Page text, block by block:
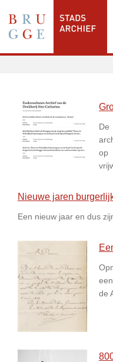
op
Nieuwe jaren
Een nieuw jaar en dus
de